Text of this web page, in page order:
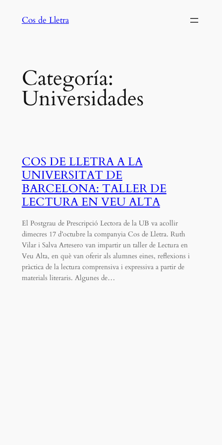
Cos de Lletra
Categoría:
Universidades
COS DE LLETRA A LA
UNIVERSITAT DE
BARCELONA: TALLER DE
LECTURA EN VEU ALTA
El Postgrau de Prescripció Lectora de la UB va acollir
dimecres 17 d’octubre la companyia Cos de Lletra. Ruth
Vilar i Salva Artesero van impartir un taller de Lectura en
Veu Alta, en què van oferir als alumnes eines, reflexions i
pràctica de la lectura comprensiva i expressiva a partir de
materials literaris. Algunes de…